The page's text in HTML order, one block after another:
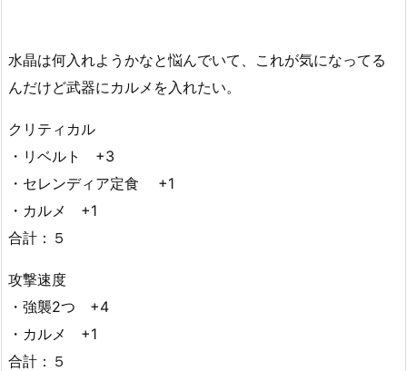
水晶は何入れようかなと悩んでいて、これが気になってる
んだけど武器にカルメを入れたい。
クリティカル
・リベルト +3
・セレンディア定食 +1
・カルメ +1
合計：５
攻撃速度
・強襲2つ +4
・カルメ +1
合計：５